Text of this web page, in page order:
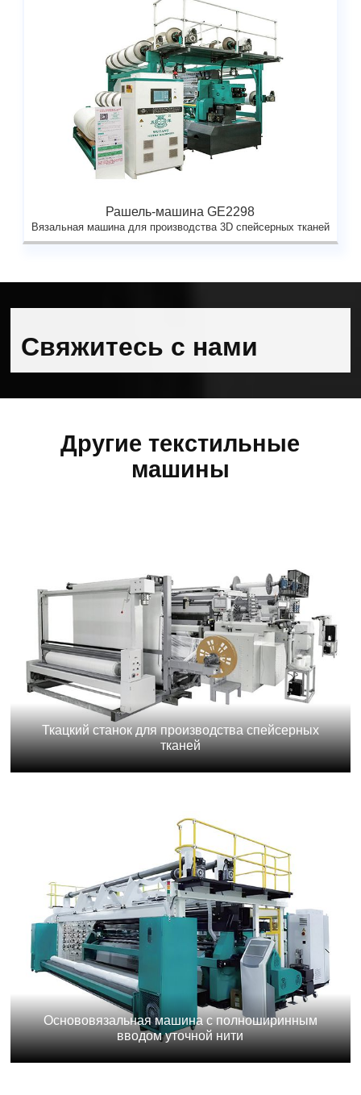
Рашель-машина GE2298
Вязальная машина для производства 3D спейсерных тканей
Свяжитесь с нами
Другие текстильные
машины
Ткацкий станок для производства спейсерных
тканей
Основовязальная машина с полноширинным
вводом уточной нити